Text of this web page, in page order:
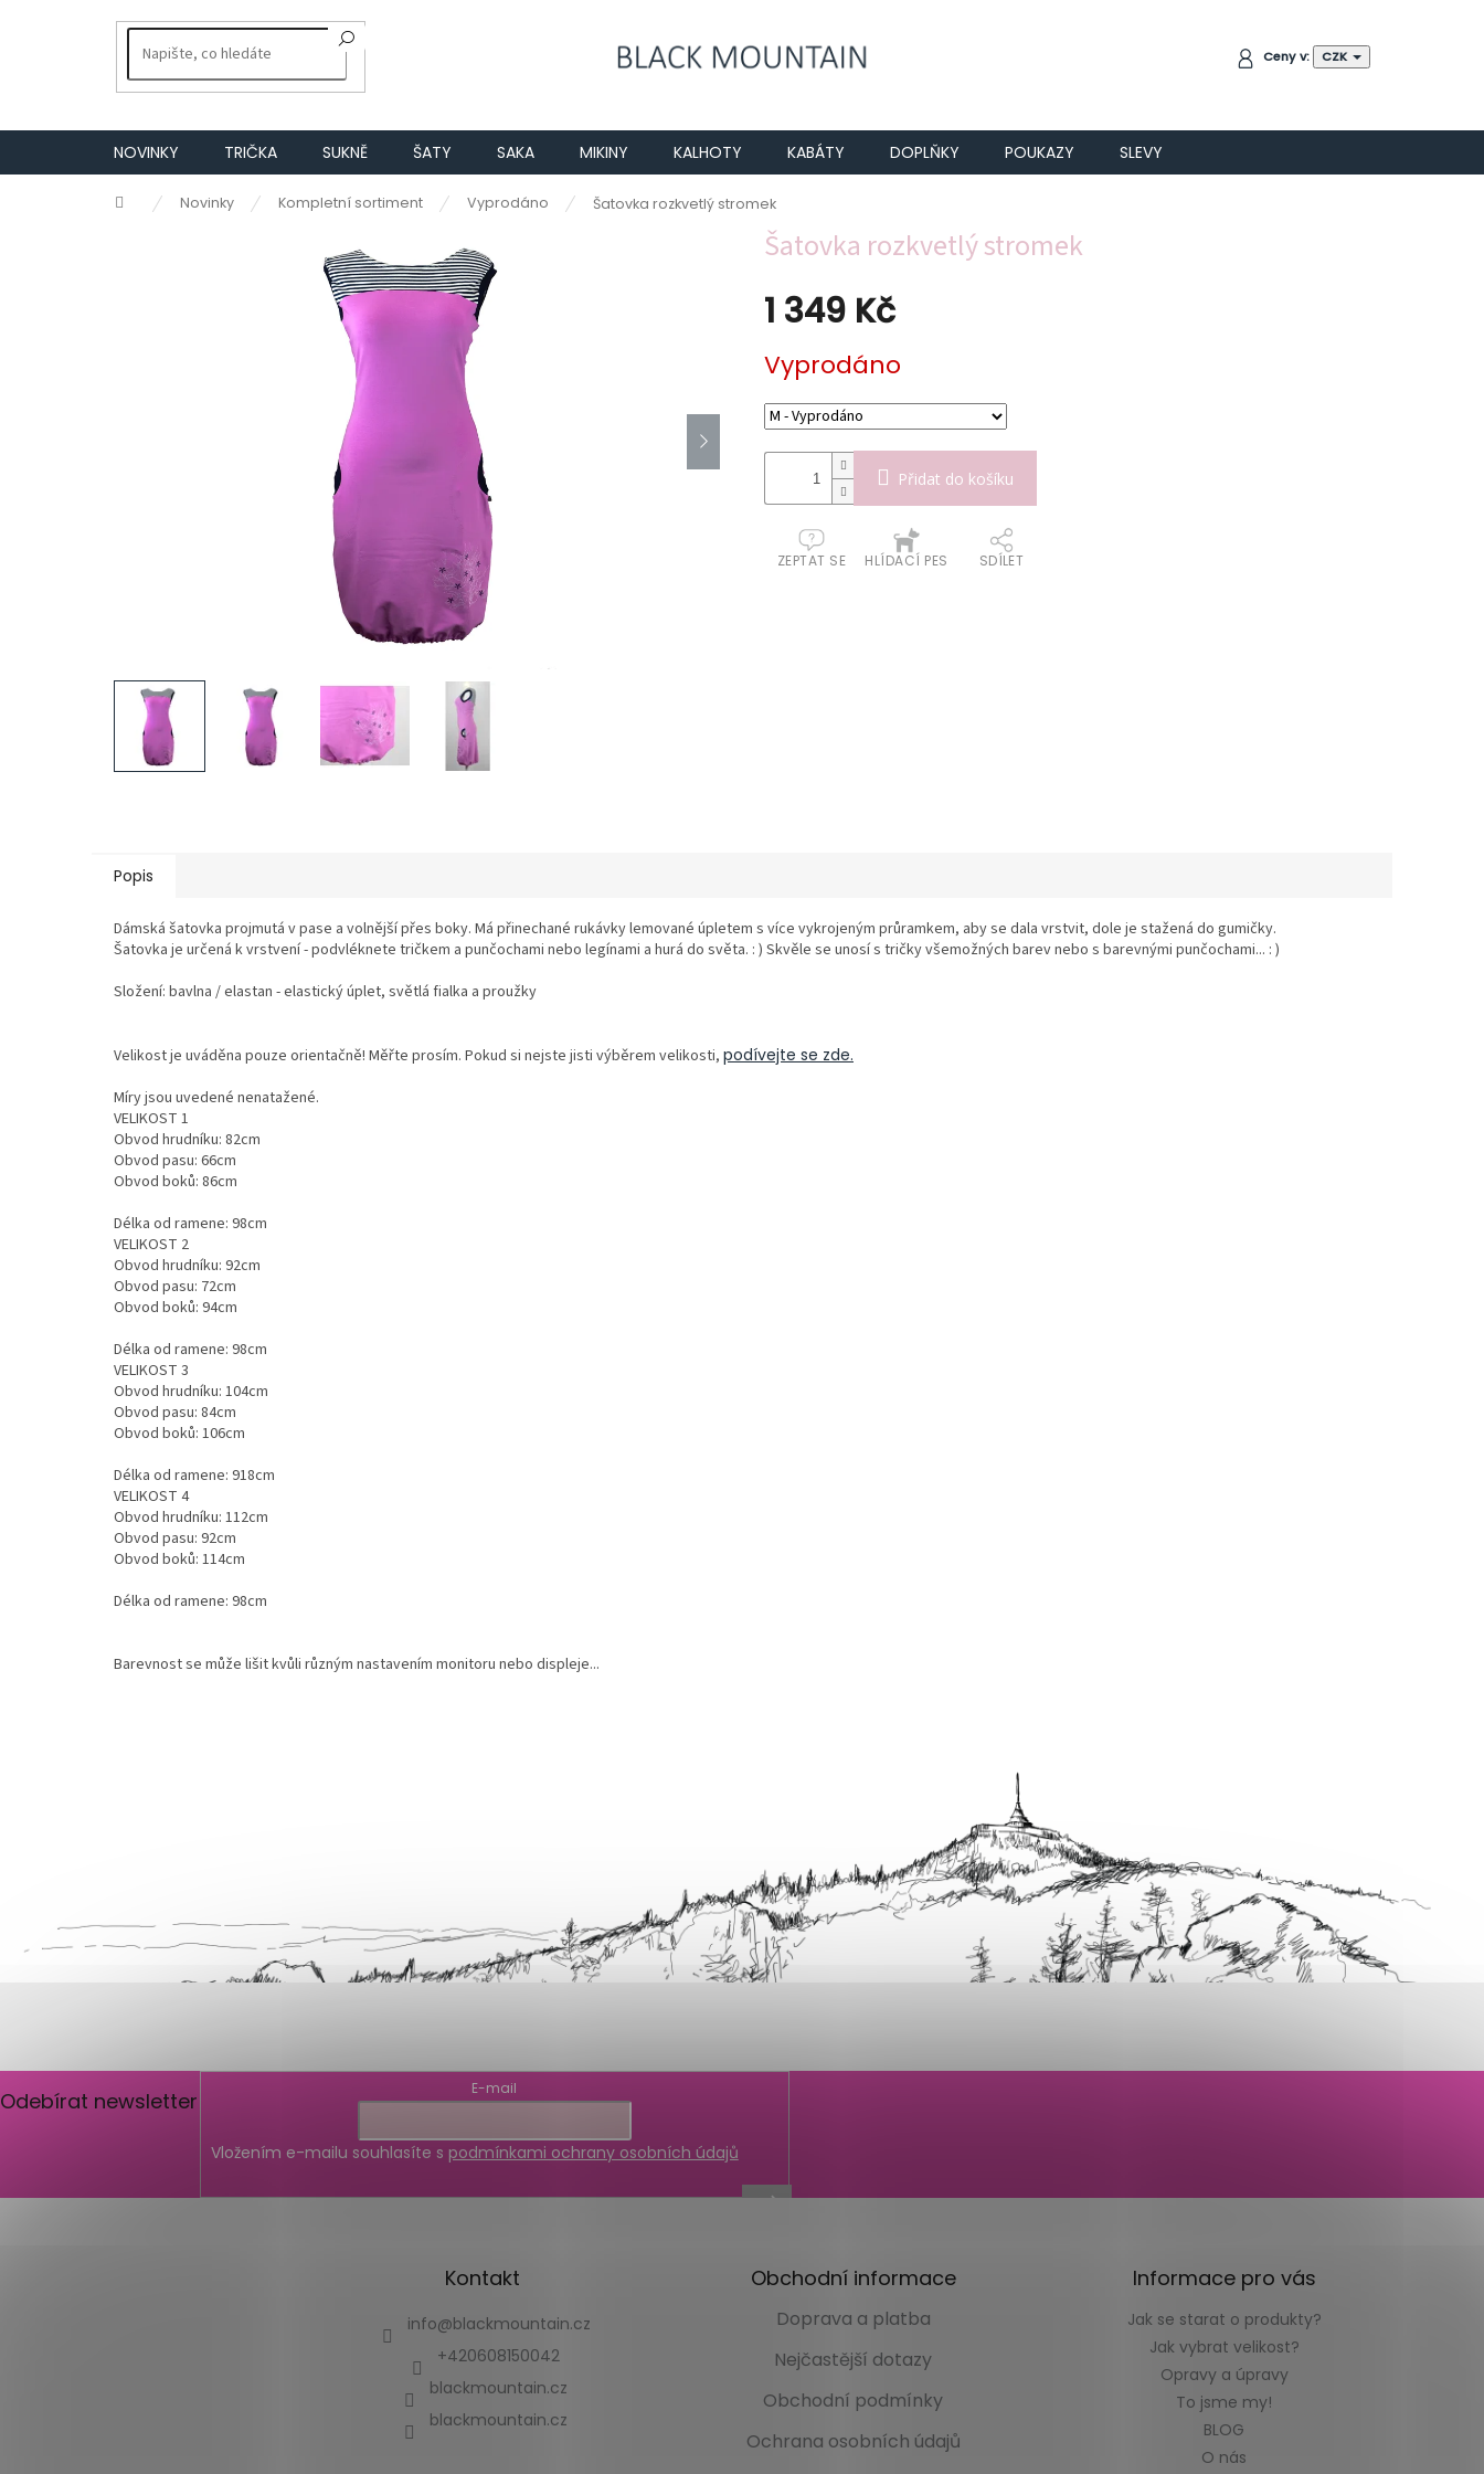
NÁKUPNÍCeny v: CZK
NOVINKY TRIČKA SUKNĚ ŠATY SAKA MIKINY KALHOTY KABÁTY DOPLŇKY POUKAZY SLEVY
Domů Novinky Kompletní sortiment Vyprodáno Šatovka rozkvetlý stromek
Šatovka rozkvetlý stromek
1 349 Kč
cena:
Vyprodáno
Přidat do košíku
ZEPTAT SE HLÍDACÍ PES SDÍLET
Popis
Dámská šatovka projmutá v pase a volnější přes boky. Má přinechané rukávky lemované úpletem s více vykrojeným průramkem, aby se dala vrstvit, dole je stažená do gumičky.
Šatovka je určená k vrstvení - podvléknete tričkem a punčochami nebo legínami a hurá do světa. : ) Skvěle se unosí s tričky všemožných barev nebo s barevnými punčochami... : )
Složení: bavlna / elastan - elastický úplet, světlá fialka a proužky
Velikost je uváděna pouze orientačně! Měřte prosím. Pokud si nejste jisti výběrem velikosti, podívejte se zde.
Míry jsou uvedené nenatažené.
VELIKOST 1
Obvod hrudníku: 82cm
Obvod pasu: 66cm
Obvod boků: 86cm
Délka od ramene: 98cm
VELIKOST 2
Obvod hrudníku: 92cm
Obvod pasu: 72cm
Obvod boků: 94cm
Délka od ramene: 98cm
VELIKOST 3
Obvod hrudníku: 104cm
Obvod pasu: 84cm
Obvod boků: 106cm
Délka od ramene: 918cm
VELIKOST 4
Obvod hrudníku: 112cm
Obvod pasu: 92cm
Obvod boků: 114cm
Délka od ramene: 98cm
Barevnost se může lišit kvůli různým nastavením monitoru nebo displeje...
Odebírat newsletter E-mail
Vložením e-mailu souhlasíte s podmínkami ochrany osobních údajů
Kontakt
info@blackmountain.cz
+420608150042
blackmountain.cz
blackmountain.cz
Obchodní informace
Doprava a platba
Nejčastější dotazy
Obchodní podmínky
Ochrana osobních údajů
Informace pro vás
Jak se starat o produkty?
Jak vybrat velikost?
Opravy a úpravy
To jsme my!
BLOG
O nás